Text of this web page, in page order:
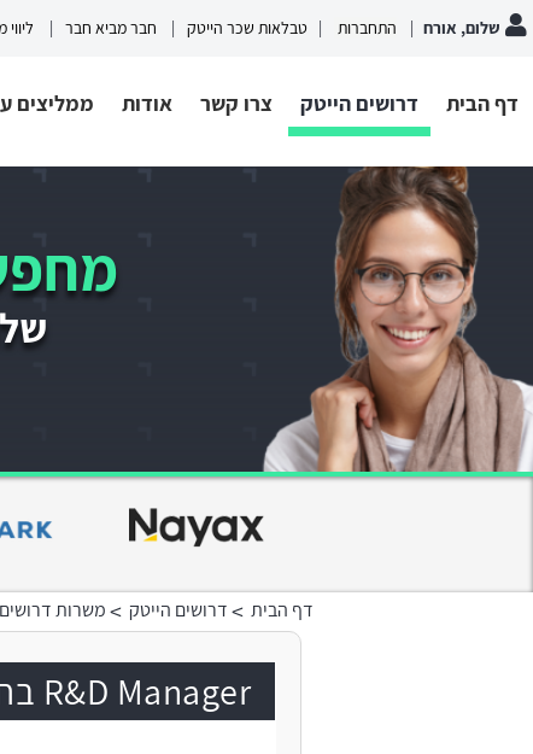
שלום, אורח התחברות טבלאות שכר הייטק חבר מביא חבר
דף הבית דרושים הייטק צרו קשר אודות ממליצים
דף הבית >דרושים הייטק >משרות
R&D Manager בחברת סטארט-אפ בתחום ה-Fintech